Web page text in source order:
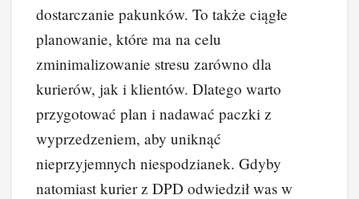
dostarczanie pakunków. To także ciągłe
planowanie, które ma na celu
zminimalizowanie stresu zarówno dla
kurierów, jak i klientów. Dlatego warto
przygotować plan i nadawać paczki z
wyprzedzeniem, aby uniknąć
nieprzyjemnych niespodzianek. Gdyby
natomiast kurier z DPD odwiedził was w